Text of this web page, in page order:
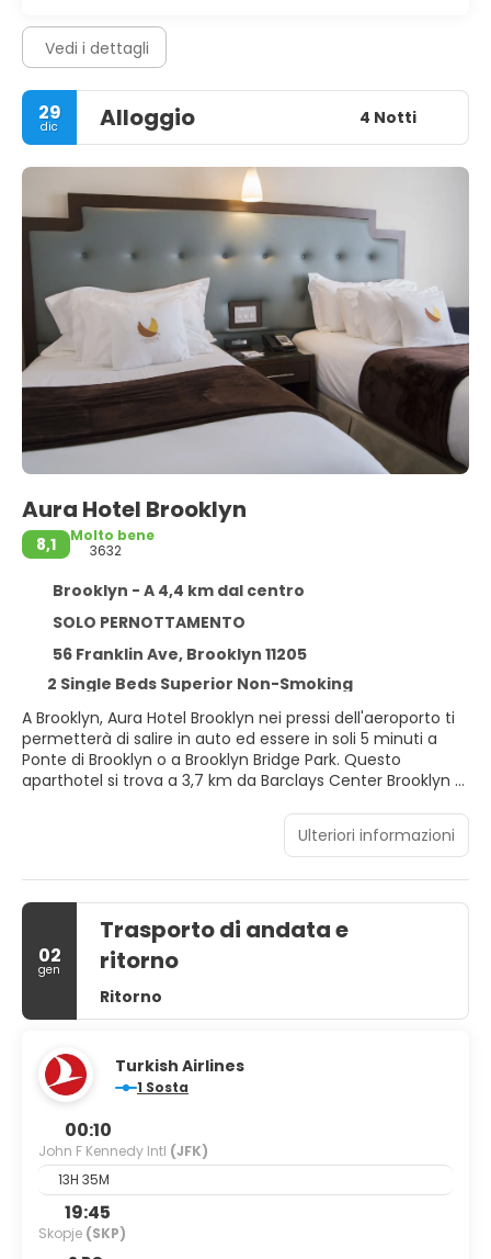
Vedi i dettagli
29
dic Alloggio 4 Notti
Aura Hotel Brooklyn
8,1
Molto bene
3632
Brooklyn - A 4,4 km dal centro
SOLO PERNOTTAMENTO
56 Franklin Ave, Brooklyn 11205
2 Single Beds Superior Non-Smoking
A Brooklyn, Aura Hotel Brooklyn nei pressi dell'aeroporto ti
permetterà di salire in auto ed essere in soli 5 minuti a
Ponte di Brooklyn o a Brooklyn Bridge Park. Questo
aparthotel si trova a 3,7 km da Barclays Center Brooklyn e
Avrai a disposizione una terrazza e un giardino da dove
ammirare il paesaggio e potrai utilizzare servizi come il
Wi-Fi gratuito. Questo aparthotel dispone, inoltre, di servizi
di concierge, un'area soggiorno in comune e un'area
Alloggia in una delle 35 camere della struttura! Nella tua
sistemazione, completa di angolo cottura con frigorifero
e microonde, ti sentirai come a casa. La connessione
piatto da 55 pollici con canali via cavo sono l'ideale per
concedersi un po' di svago. I comfort includono
cassaforte (adatta a contenere un laptop), scrivanie e
Potrai usufruire di accesso gratuito a Internet via cavo, un
business center e una reception aperta 24 ore su 24.
Ulteriori informazioni
02
gen
Trasporto di andata e
ritorno
Ritorno
Turkish Airlines
1 Sosta
00:10
John F Kennedy Intl (JFK)
13H 35M
19:45
Skopje (SKP)